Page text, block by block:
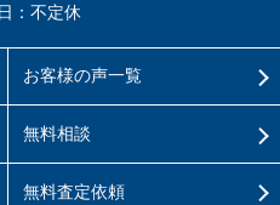
：不定休
お客様の声一覧
無料相談
無料査定依頼